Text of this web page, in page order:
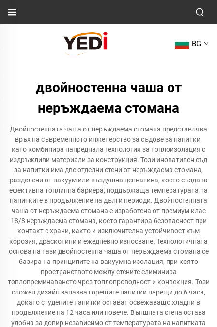
BG
двойностенна чаша от
неръждаема стомана
Двойностенната чаша от неръждаема стомана представлява
връх на съвременното инженерство за съдове за напитки,
като комбинира напреднала технология за топлоизолация с
издръжливи материали за конструкция. Този иновативен съд
за напитки има две отделни стени от неръждаема стомана,
разделени от вакуум или въздушна цепнатина, което създава
ефективна топлинна бариера, поддържаща температурата на
напитките в продължение на дълги периоди. Двойностенната
чаша от неръждаема стомана е изработена от премиум клас
18/8 неръждаема стомана, което гарантира безопасност при
контакт с храни, както и изключителна устойчивост към
корозия, драскотини и ежедневно износване. Технологичната
основа на тази двойностенна чаша от неръждаема стомана се
базира на принципите на вакуумна изолация, при която
пространството между стените елиминира
топлопреминаването чрез топлопроводност и конвекция. Този
сложен дизайн запазва горещите напитки парещи до 6 часа,
докато студените напитки остават освежаващо хладни в
продължение на 12 часа или повече. Външната стена остава
удобна за допир независимо от температурата на напитката